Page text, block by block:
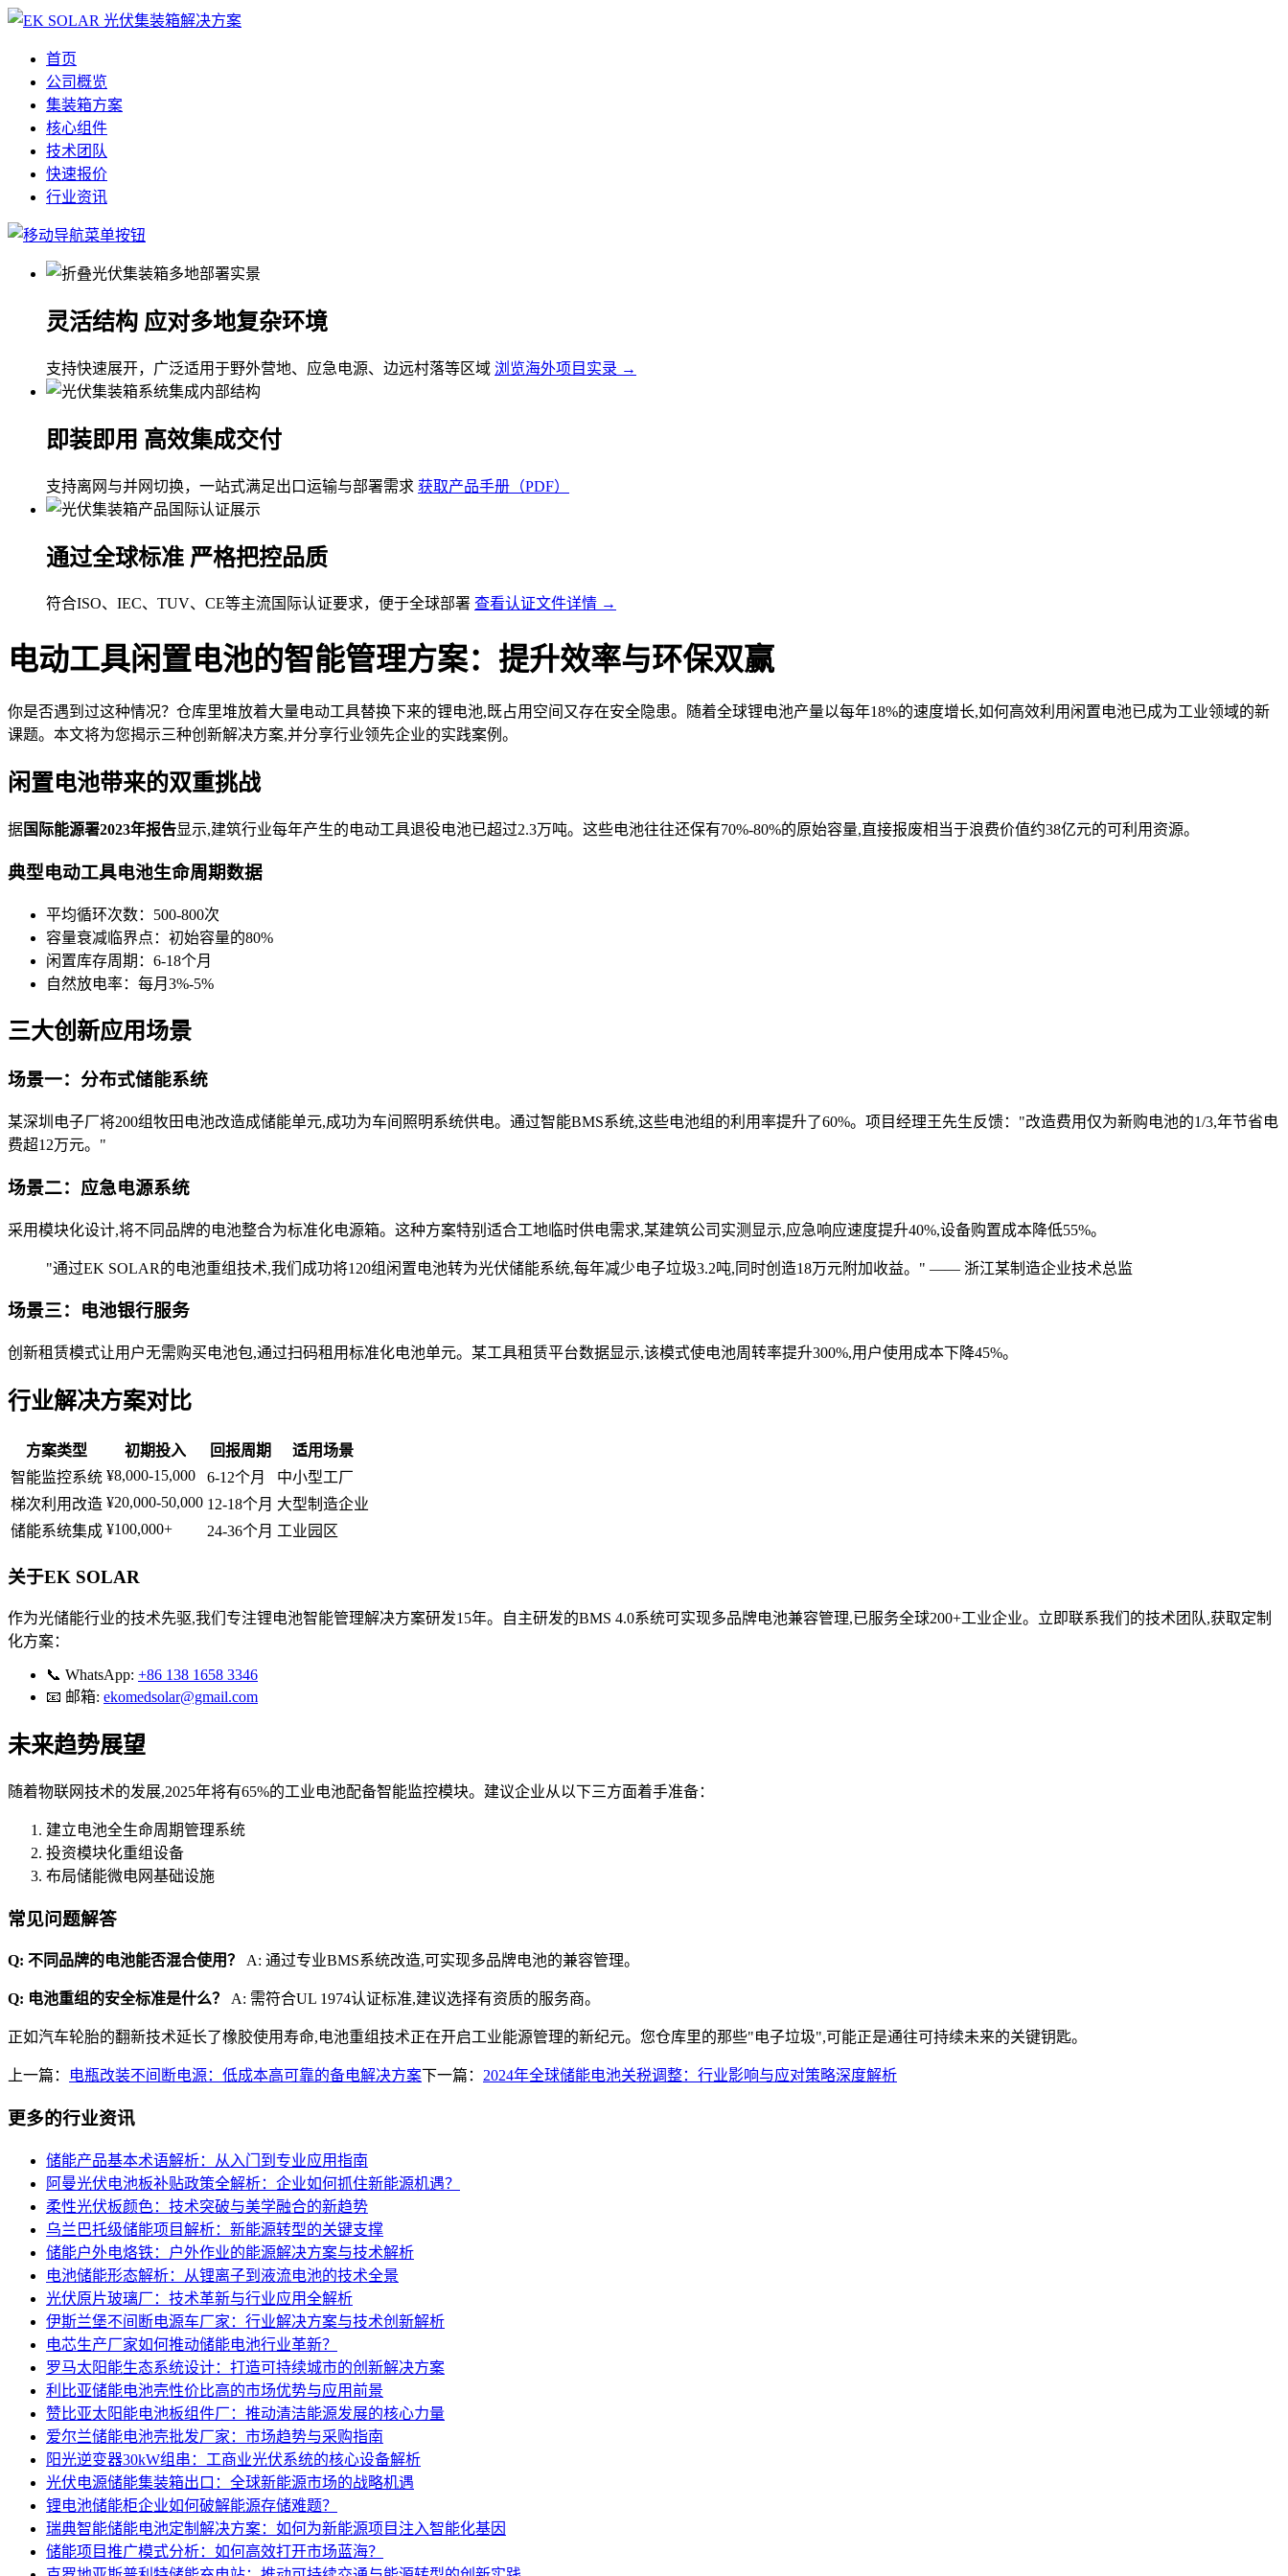
首页
公司概览
集装箱方案
核心组件
技术团队
快速报价
行业资讯
灵活结构 应对多地复杂环境
支持快速展开，广泛适用于野外营地、应急电源、边远村落等区域 浏览海外项目实录 →
即装即用 高效集成交付
支持离网与并网切换，一站式满足出口运输与部署需求 获取产品手册（PDF）
通过全球标准 严格把控品质
符合ISO、IEC、TUV、CE等主流国际认证要求，便于全球部署 查看认证文件详情 →
电动工具闲置电池的智能管理方案：提升效率与环保双赢
你是否遇到过这种情况？仓库里堆放着大量电动工具替换下来的锂电池,既占用空间又存在安全隐患。随着全球锂电池产量以每年18%的速度增长,如何高效利用闲置电池已成为工业领域的新
课题。本文将为您揭示三种创新解决方案,并分享行业领先企业的实践案例。
闲置电池带来的双重挑战
据国际能源署2023年报告显示,建筑行业每年产生的电动工具退役电池已超过2.3万吨。这些电池往往还保有70%-80%的原始容量,直接报废相当于浪费价值约38亿元的可利用资源。
典型电动工具电池生命周期数据
平均循环次数：500-800次
容量衰减临界点：初始容量的80%
闲置库存周期：6-18个月
自然放电率：每月3%-5%
三大创新应用场景
场景一：分布式储能系统
某深圳电子厂将200组牧田电池改造成储能单元,成功为车间照明系统供电。通过智能BMS系统,这些电池组的利用率提升了60%。项目经理王先生反馈："改造费用仅为新购电池的1/3,年节省电
费超12万元。"
场景二：应急电源系统
采用模块化设计,将不同品牌的电池整合为标准化电源箱。这种方案特别适合工地临时供电需求,某建筑公司实测显示,应急响应速度提升40%,设备购置成本降低55%。
"通过EK SOLAR的电池重组技术,我们成功将120组闲置电池转为光伏储能系统,每年减少电子垃圾3.2吨,同时创造18万元附加收益。" —— 浙江某制造企业技术总监
场景三：电池银行服务
创新租赁模式让用户无需购买电池包,通过扫码租用标准化电池单元。某工具租赁平台数据显示,该模式使电池周转率提升300%,用户使用成本下降45%。
行业解决方案对比
方案类型 初期投入 回报周期
适用场景
智能监控系统 ¥8,000-15,000 6-12个月
中小型工厂
梯次利用改造 ¥20,000-50,000 12-18个月 大型制造企业
储能系统集成 ¥100,000+ 24-36个月 工业园区
关于EK SOLAR
作为光储能行业的技术先驱,我们专注锂电池智能管理解决方案研发15年。自主研发的BMS 4.0系统可实现多品牌电池兼容管理,已服务全球200+工业企业。立即联系我们的技术团队,获取定制
化方案：
📞 WhatsApp: +86 138 1658 3346
📧 邮箱: ekomedsolar@gmail.com
未来趋势展望
随着物联网技术的发展,2025年将有65%的工业电池配备智能监控模块。建议企业从以下三方面着手准备：
建立电池全生命周期管理系统
投资模块化重组设备
布局储能微电网基础设施
常见问题解答
Q: 不同品牌的电池能否混合使用？ A: 通过专业BMS系统改造,可实现多品牌电池的兼容管理。
Q: 电池重组的安全标准是什么？ A: 需符合UL 1974认证标准,建议选择有资质的服务商。
正如汽车轮胎的翻新技术延长了橡胶使用寿命,电池重组技术正在开启工业能源管理的新纪元。您仓库里的那些"电子垃圾",可能正是通往可持续未来的关键钥匙。
上一篇： 电瓶改装不间断电源：低成本高可靠的备电解决方案 下一篇： 2024年全球储能电池关税调整：行业影响与应对策略深度解析
更多的行业资讯
储能产品基本术语解析：从入门到专业应用指南
阿曼光伏电池板补贴政策全解析：企业如何抓住新能源机遇？
柔性光伏板颜色：技术突破与美学融合的新趋势
乌兰巴托级储能项目解析：新能源转型的关键支撑
储能户外电烙铁：户外作业的能源解决方案与技术解析
电池储能形态解析：从锂离子到液流电池的技术全景
光伏原片玻璃厂：技术革新与行业应用全解析
伊斯兰堡不间断电源车厂家：行业解决方案与技术创新解析
电芯生产厂家如何推动储能电池行业革新？
罗马太阳能生态系统设计：打造可持续城市的创新解决方案
利比亚储能电池壳性价比高的市场优势与应用前景
赞比亚太阳能电池板组件厂：推动清洁能源发展的核心力量
爱尔兰储能电池壳批发厂家：市场趋势与采购指南
阳光逆变器30kW组串：工商业光伏系统的核心设备解析
光伏电源储能集装箱出口：全球新能源市场的战略机遇
锂电池储能柜企业如何破解能源存储难题？
瑞典智能储能电池定制解决方案：如何为新能源项目注入智能化基因
储能项目推广模式分析：如何高效打开市场蓝海？